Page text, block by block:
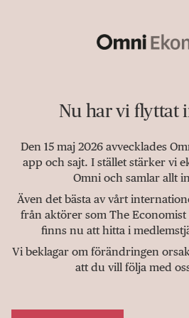
Nu har vi flyttat
Den 15 maj 2026 avvecklades
app och sajt. I stället stärker vi
Omni och samlar allt
Även det bästa av vårt
från aktörer som The Economist
finns nu att hitta i
Vi beklagar om förändringen
att du vill följa med